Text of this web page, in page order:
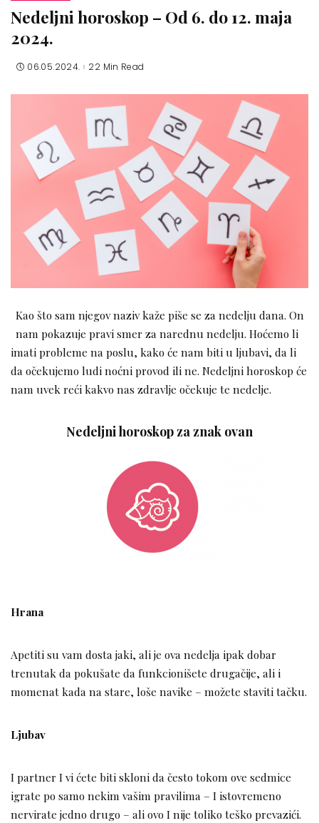
Nedeljni horoskop – Od 6. do 12. maja
2024.
06.05.2024. 22 Min Read
Kao što sam njegov naziv kaže piše se za nedelju dana. On
nam pokazuje pravi smer za narednu nedelju. Hoćemo li
imati probleme na poslu, kako će nam biti u ljubavi, da li
da očekujemo ludi noćni provod ili ne. Nedeljni horoskop će
nam uvek reći kakvo nas zdravlje očekuje te nedelje.
Nedeljni horoskop za znak ovan
Hrana
Apetiti su vam dosta jaki, ali je ova nedelja ipak dobar
trenutak da pokušate da funkcionišete drugačije, ali i
momenat kada na stare, loše navike – možete staviti tačku.
Ljubav
I partner I vi ćete biti skloni da često tokom ove sedmice
igrate po samo nekim vašim pravilima – I istovremeno
nervirate jedno drugo – ali ovo I nije toliko teško prevazići.